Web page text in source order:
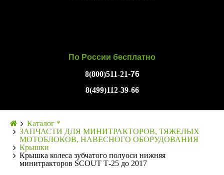
По России бесплатно
8(800)511-21-76
8(499)112-39-66
Каталог *
ЗАПЧАСТИ ДЛЯ МИНИТРАКТОРОВ, ТЯЖЕЛЫХ
МОТОБЛОКОВ, НАВЕСНОГО ОБОРУДОВАНИЯ
Крышки
Крышка колеса зубчатого полуоси нижняя
минитракторов SCOUT Т-25 до 2017